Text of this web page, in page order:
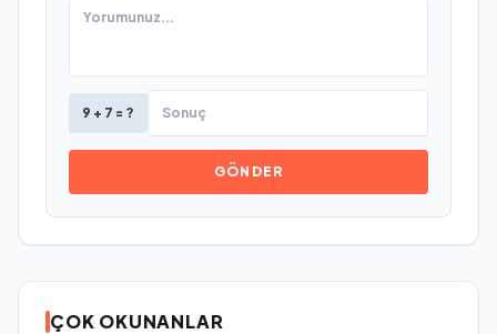
9 + 7 = ?
GÖNDER
ÇOK OKUNANLAR